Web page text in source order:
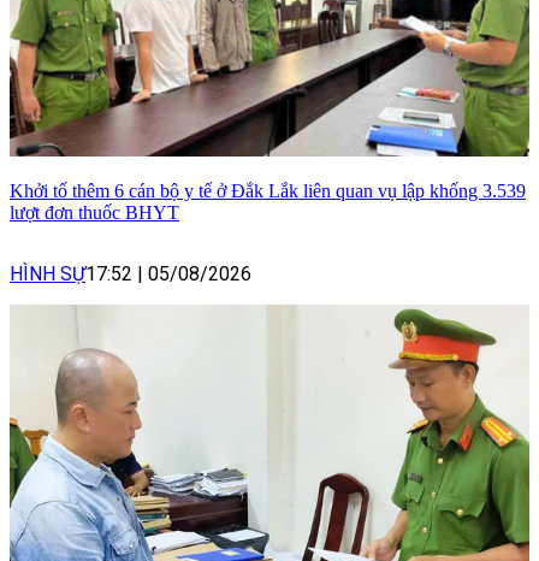
Khởi tố thêm 6 cán bộ y tế ở Đắk Lắk liên quan vụ lập khống 3.539
lượt đơn thuốc BHYT
HÌNH SỰ17:52 05/08/2026